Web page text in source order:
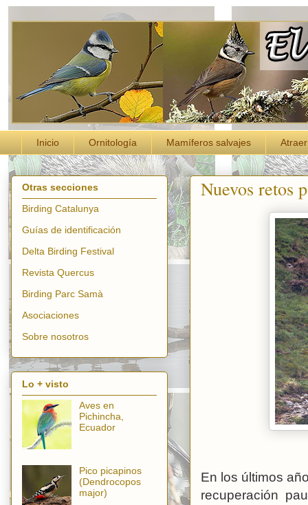
Inicio Ornitología Mamíferos salvajes
Nuevos retos
En los últimos
recuperación
Otras secciones
Birding Catalunya
Guías de identificación
Delta Birding Festival
Revista Quercus
Birding Parc Samà
Asociaciones
Sobre nosotros
Lo + visto
Aves en
Pichincha,
Ecuador
Pico picapinos
(Dendrocopos
major)